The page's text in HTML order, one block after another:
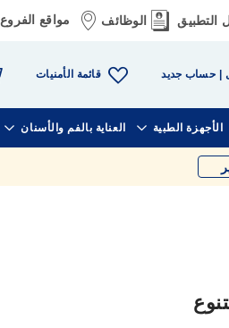
التطبيق الوظائف مواقع الفروع
حساب جديد قائمة الأمنيات
الأجهزة الطبية العناية بالفم والأسنان